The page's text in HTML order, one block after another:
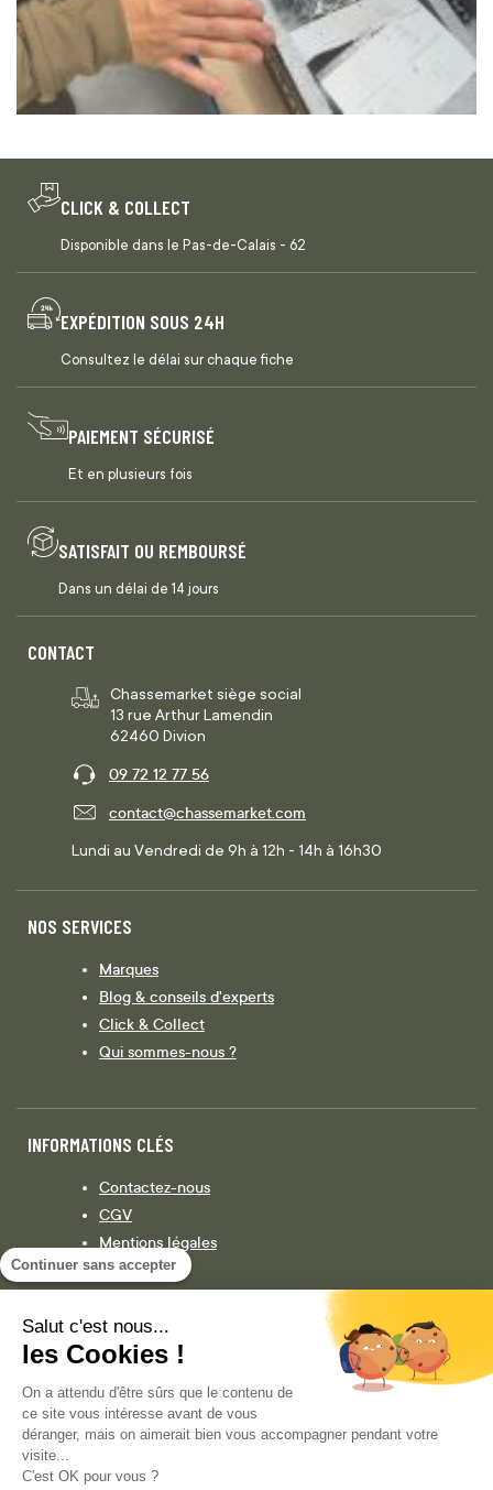
Continuer sans accepter
Salut c'est nous...
les Cookies !
On a attendu d'être sûrs que le contenu de
ce site vous intéresse avant de vous
déranger, mais on aimerait bien vous accompagner pendant votre
visite...
C'est OK pour vous ?
CLICK & COLLECT
Disponible dans le Pas-de-Calais - 62
EXPÉDITION SOUS 24H
Consultez le délai sur chaque fiche
PAIEMENT SÉCURISÉ
Et en plusieurs fois
SATISFAIT OU REMBOURSÉ
Dans un délai de 14 jours
CONTACT
Chassemarket siège social
13 rue Arthur Lamendin
62460 Divion
09 72 12 77 56
contact@chassemarket.com
Lundi au Vendredi de 9h à 12h - 14h à 16h30
NOS SERVICES
Marques
Blog & conseils d'experts
Click & Collect
Qui sommes-nous ?
INFORMATIONS CLÉS
Contactez-nous
CGV
Mentions légales
Législation
Facebook Instagram
COPYRIGHT © 2013-AUJOURD'HUI MAGENTO, INC. TOUS DROITS RÉSERVÉS.